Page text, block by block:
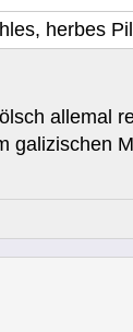
herbes
allemal
galizischen